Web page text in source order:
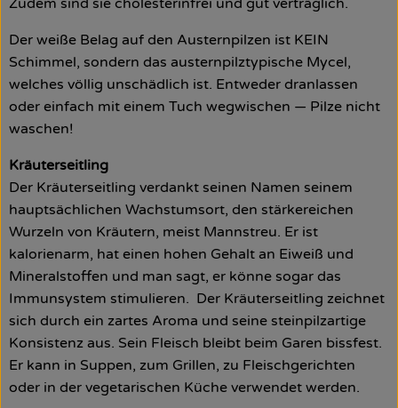
Zudem sind sie cholesterinfrei und gut verträglich.
Der weiße Belag auf den Austernpilzen ist KEIN
Schimmel, sondern das austernpilztypische Mycel,
welches völlig unschädlich ist. Entweder dranlassen
oder einfach mit einem Tuch wegwischen — Pilze nicht
waschen!
Kräuterseitling
Der Kräuterseitling verdankt seinen Namen seinem
hauptsächlichen Wachstumsort, den stärkereichen
Wurzeln von Kräutern, meist Mannstreu. Er ist
kalorienarm, hat einen hohen Gehalt an Eiweiß und
Mineralstoffen und man sagt, er könne sogar das
Immunsystem stimulieren. Der Kräuterseitling zeichnet
sich durch ein zartes Aroma und seine steinpilzartige
Konsistenz aus. Sein Fleisch bleibt beim Garen bissfest.
Er kann in Suppen, zum Grillen, zu Fleischgerichten
oder in der vegetarischen Küche verwendet werden.